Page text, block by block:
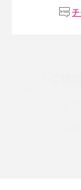
VPN接続とは？仕組